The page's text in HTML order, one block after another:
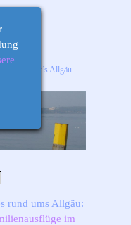
für’s Allgäu
rund ums Allgäu:
im